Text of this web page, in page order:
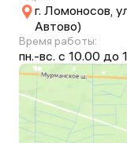
г. Ломоносов,
Автово)
Время работы:
пн.-вс. c 10.00 до